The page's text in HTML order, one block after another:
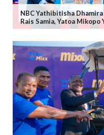
NBC Yathibitisha
Rais Samia, Yatoa Mikopo